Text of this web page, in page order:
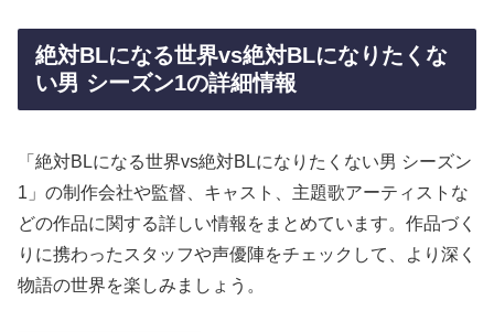
絶対BLになる世界vs絶対BLになりたくな
い男 シーズン1の詳細情報
「絶対BLになる世界vs絶対BLになりたくない男 シーズン
1」の制作会社や監督、キャスト、主題歌アーティストな
どの作品に関する詳しい情報をまとめています。作品づく
りに携わったスタッフや声優陣をチェックして、より深く
物語の世界を楽しみましょう。